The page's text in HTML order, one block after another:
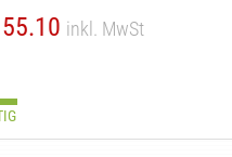
55.10 inkl. MwSt